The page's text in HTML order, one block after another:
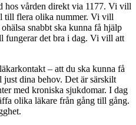
hos vården direkt via 1177. Vi vill
till flera olika nummer. Vi vill
snabbt ska kunna få hjälp
fungerar det bra i dag. Vi vill att
– att du ska kunna få
dina behov. Det är särskilt
med kroniska sjukdomar. I dag
olika läkare från gång till gång.